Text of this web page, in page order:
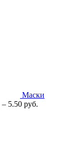
Маски
– 5.50 руб.